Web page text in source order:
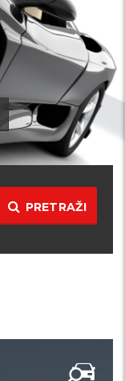
PRETRAŽI